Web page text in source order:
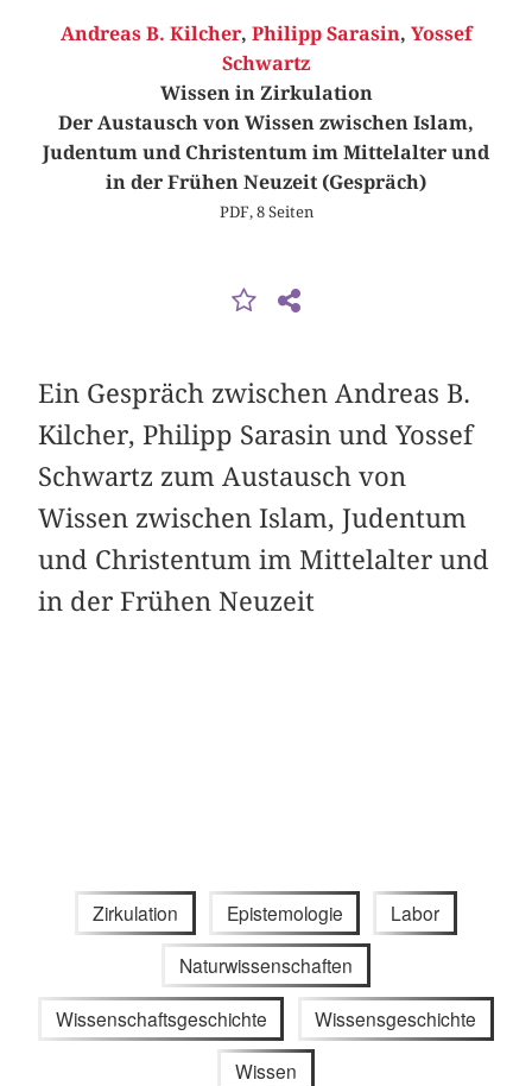
Andreas B. Kilcher, Philipp Sarasin, Yossef
Schwartz
Wissen in Zirkulation
Der Austausch von Wissen zwischen Islam,
Judentum und Christentum im Mittelalter und
in der Frühen Neuzeit (Gespräch)
PDF, 8 Seiten
Ein Gespräch zwischen Andreas B.
Kilcher, Philipp Sarasin und Yossef
Schwartz zum Austausch von
Wissen zwischen Islam, Judentum
und Christentum im Mittelalter und
in der Frühen Neuzeit
Zirkulation Epistemologie Labor
Naturwissenschaften
Wissenschaftsgeschichte Wissensgeschichte
Wissen